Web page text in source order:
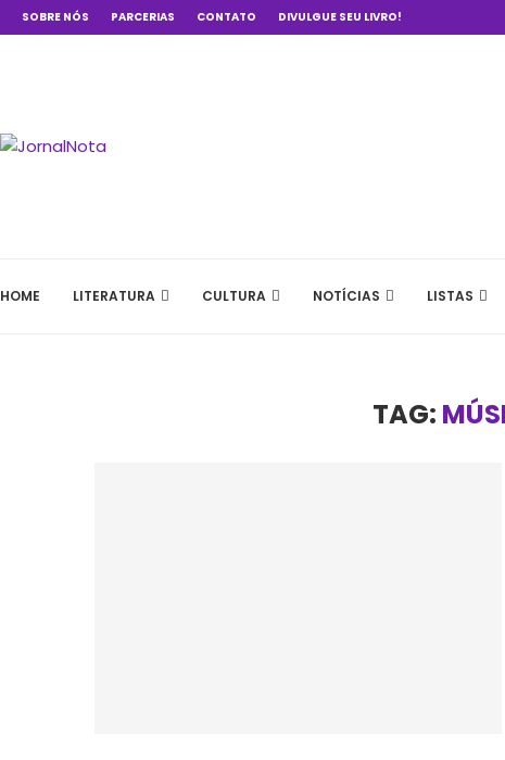
SOBRE NÓS PARCERIAS CONTATO DIVULGUE SEU LIVRO!
HOME LITERATURA CULTURA NOTÍCIAS LISTAS
TAG: